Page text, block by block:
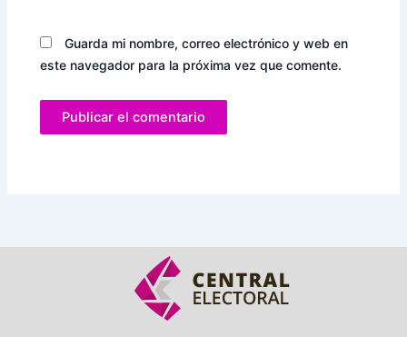
Guarda mi nombre, correo electrónico y web en
este navegador para la próxima vez que comente.